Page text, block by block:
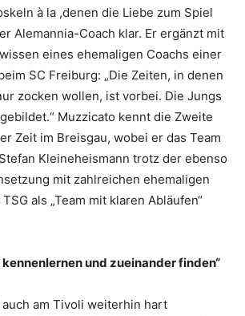
à la ,denen die Liebe zum Spiel
Alemannia-Coach klar. Er ergänzt mit
eines ehemaligen Coachs einer
SC Freiburg: „Die Zeiten, in denen
zocken wollen, ist vorbei. Die Jungs
Muzzicato kennt die Zweite
Zeit im Breisgau, wobei er das Team
Kleineheismann trotz der ebenso
mit zahlreichen ehemaligen
als „Team mit klaren Abläufen“
kennenlernen und zueinander finden“
am Tivoli weiterhin hart